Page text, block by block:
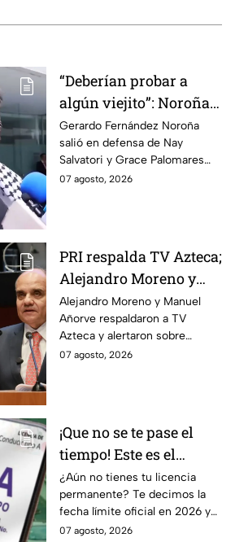
“Deberían probar a
algún viejito”: Noroña
reacciona a polémico
video de Nay Salvatori
y Grace Palomares
Gerardo Fernández Noroña
salió en defensa de Nay
Salvatori y Grace Palomares
tras sus comentarios
07 agosto, 2026
PRI respalda TV Azteca;
Alejandro Moreno y
Manuel Añorve
denuncian riesgos para
la libertad de expresión
Alejandro Moreno y Manuel
Añorve respaldaron a TV
Azteca y alertaron sobre
riesgos para la libertad de
07 agosto, 2026
¡Que no se te pase el
tiempo! Este es el
último día para
tramitar la licencia
permanente en CDMX y
¿Aún no tienes tu licencia
permanente? Te decimos la
fecha límite oficial en 2026 y
los requisitos para tramitarla
07 agosto, 2026